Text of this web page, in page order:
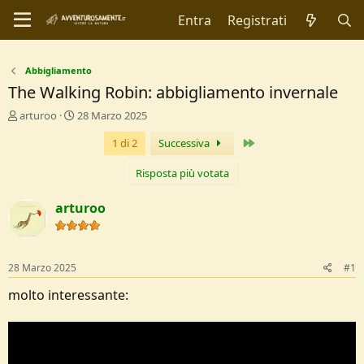
Entra Registrati
Abbigliamento
The Walking Robin: abbigliamento invernale
C
r
D
s
c
u
s
s
arturoo
D
I
n
o
28 Marzo 2025
1 di 2
Successiva
Risposta più votata
arturoo
28 Marzo 2025 #1
molto interessante: